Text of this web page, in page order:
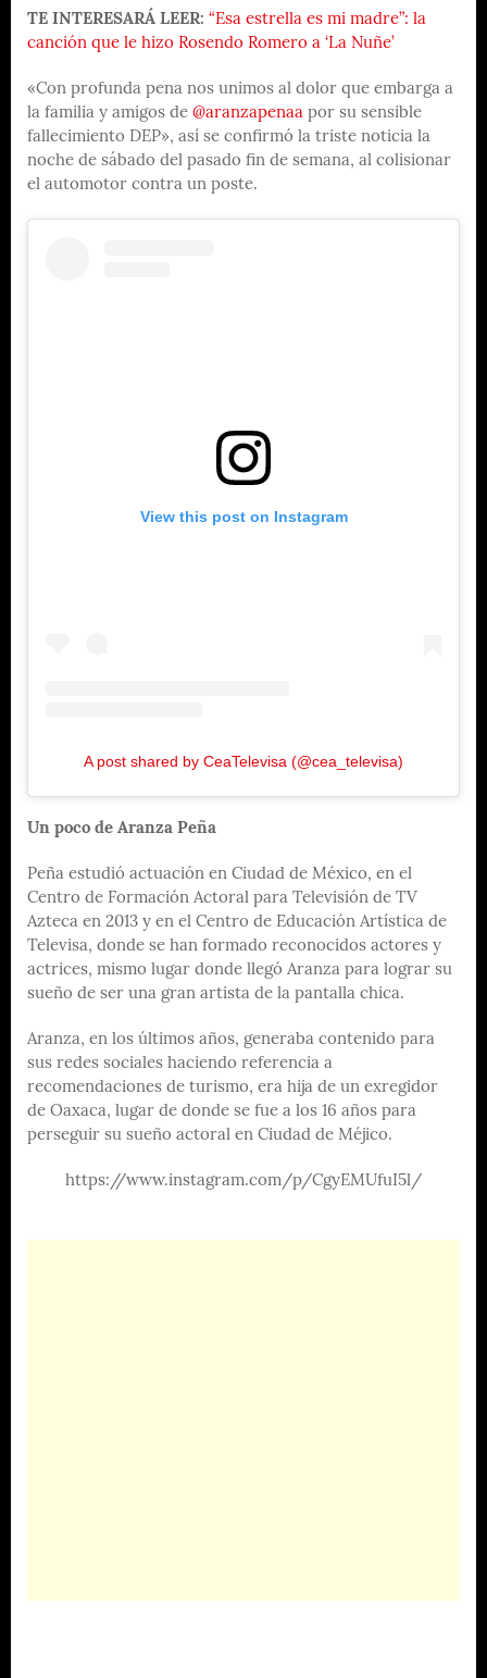
TE INTERESARÁ LEER: “Esa estrella es mi madre”: la
canción que le hizo Rosendo Romero a ‘La Nuñe’
«Con profunda pena nos unimos al dolor que embarga a
la familia y amigos de @aranzapenaa por su sensible
fallecimiento DEP», así se confirmó la triste noticia la
noche de sábado del pasado fin de semana, al colisionar
el automotor contra un poste.
View this post on Instagram
A post shared by CeaTelevisa (@cea_televisa)
Un poco de Aranza Peña
Peña estudió actuación en Ciudad de México, en el
Centro de Formación Actoral para Televisión de TV
Azteca en 2013 y en el Centro de Educación Artística de
Televisa, donde se han formado reconocidos actores y
actrices, mismo lugar donde llegó Aranza para lograr su
sueño de ser una gran artista de la pantalla chica.
Aranza, en los últimos años, generaba contenido para
sus redes sociales haciendo referencia a
recomendaciones de turismo, era hija de un exregidor
de Oaxaca, lugar de donde se fue a los 16 años para
perseguir su sueño actoral en Ciudad de Méjico.
https://www.instagram.com/p/CgyEMUfuI5l/